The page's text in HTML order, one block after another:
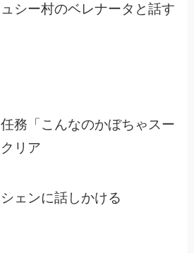
ュシー村のベレナータと話す
任務「こんなのかぼちゃスー
リア
シェンに話しかける